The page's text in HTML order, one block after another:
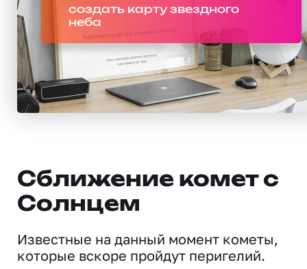
создать карту звездного
неба
Сближение комет с
Солнцем
Известные на данный момент кометы,
которые вскоре пройдут перигелий.